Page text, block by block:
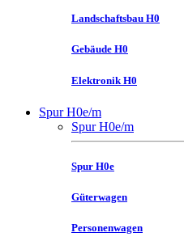
Landschaftsbau H0
Gebäude H0
Elektronik H0
Spur H0e/m
Spur H0e/m
Spur H0e
Güterwagen
Personenwagen